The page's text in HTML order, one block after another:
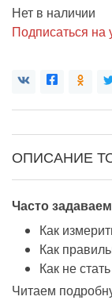
Нет в наличии
Подписаться на
ОПИСАНИЕ
Часто
Как
Как
Как не
Читаем